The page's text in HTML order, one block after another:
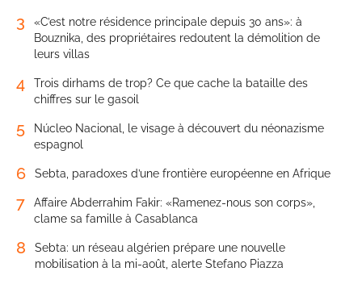
3
«C’est notre résidence principale depuis 30 ans»: à
Bouznika, des propriétaires redoutent la démolition de
leurs villas
4
Trois dirhams de trop? Ce que cache la bataille des
chiffres sur le gasoil
5
Núcleo Nacional, le visage à découvert du néonazisme
espagnol
6 Sebta, paradoxes d’une frontière européenne en Afrique
7
Affaire Abderrahim Fakir: «Ramenez-nous son corps»,
clame sa famille à Casablanca
8
Sebta: un réseau algérien prépare une nouvelle
mobilisation à la mi-août, alerte Stefano Piazza